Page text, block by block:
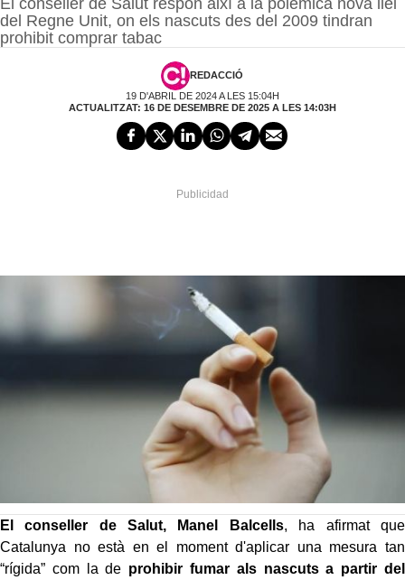
del Regne Unit, on els nascuts des del 2009 tindran
prohibit comprar tabac
REDACCIÓ
19 D'ABRIL DE 2024 A LES 15:04H
ACTUALITZAT: 16 DE DESEMBRE DE 2025 A LES 14:03H
El conseller de Salut, Manel Balcells, ha afirmat que
Catalunya no està en el moment d'aplicar una mesura tan
“rígida” com la de prohibir fumar als nascuts a partir del